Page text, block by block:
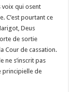
voix qui osent
C’est pourtant ce
Deus
de sortie
Cour de cassation.
ne s’inscrit pas
principielle de